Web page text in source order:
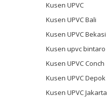
Kusen UPVC
Kusen UPVC Bali
Kusen UPVC Bekasi
Kusen upvc bintaro
Kusen UPVC Conch
Kusen UPVC Depok
Kusen UPVC Jakarta